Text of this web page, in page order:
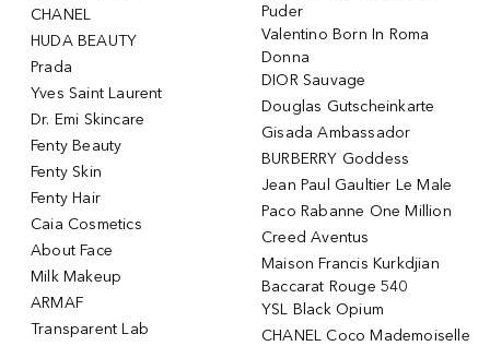
CHANEL
HUDA BEAUTY
Prada
Yves Saint Laurent
Dr. Emi Skincare
Fenty Beauty
Fenty Skin
Fenty Hair
Caia Cosmetics
About Face
Milk Makeup
ARMAF
Transparent Lab
Puder
Valentino Born In Roma
Donna
DIOR Sauvage
Douglas Gutscheinkarte
Gisada Ambassador
BURBERRY Goddess
Jean Paul Gaultier Le Male
Paco Rabanne One Million
Creed Aventus
Maison Francis Kurkdjian
Baccarat Rouge 540
YSL Black Opium
CHANEL Coco Mademoiselle